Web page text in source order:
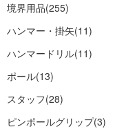
境界用品(255)
ハンマー・掛矢(11)
ハンマードリル(11)
ポール(13)
スタッフ(28)
ピンポールグリップ(3)